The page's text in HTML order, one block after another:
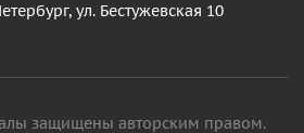
ул. Бестужевская 10
защищены авторским правом.